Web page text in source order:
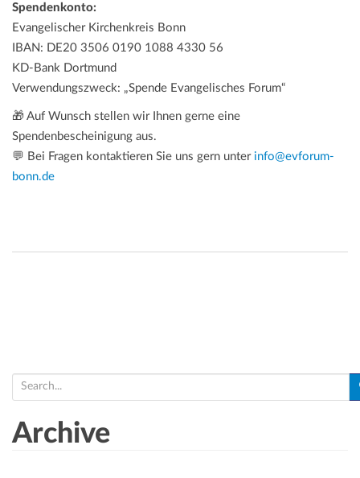
Spendenkonto:
Evangelischer Kirchenkreis Bonn
IBAN: DE20 3506 0190 1088 4330 56
KD-Bank Dortmund
Verwendungszweck: „Spende Evangelisches Forum“
🎁 Auf Wunsch stellen wir Ihnen gerne eine
Spendenbescheinigung aus.
💬 Bei Fragen kontaktieren Sie uns gern unter info@evforum-
bonn.de
e
rArchive